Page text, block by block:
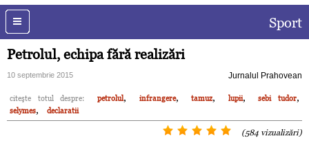
Sport
Petrolul, echipa fără realizări
10 septembrie 2015 Jurnalul Prahovean
citeşte totul despre: petrolul, infrangere, tamuz, lupii, sebi tudor,
selymes, declaratii
(584 vizualizări)